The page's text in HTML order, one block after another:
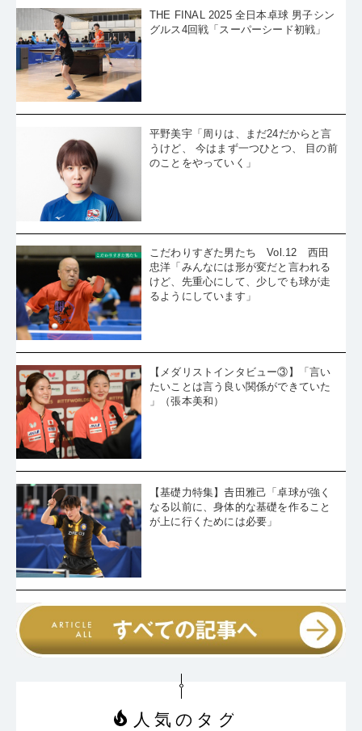
THE FINAL 2025 全日本卓球 男子シン
グルス4回戦「スーパーシード初戦」
平野美宇「周りは、まだ24だからと言
うけど、 今はまず一つひとつ、 目の前
のことをやっていく」
こだわりすぎた男たち Vol.12 西田
忠洋「みんなには形が変だと言われる
けど、先重心にして、少しでも球が走
るようにしています」
【メダリストインタビュー③】「言い
たいことは言う良い関係ができていた
」（張本美和）
【基礎力特集】𠮷田雅己「卓球が強く
なる以前に、身体的な基礎を作ること
が上に行くためには必要」